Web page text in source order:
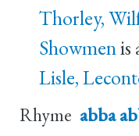
Thorley,
Showmenis
Lisle,
Rhyme abba